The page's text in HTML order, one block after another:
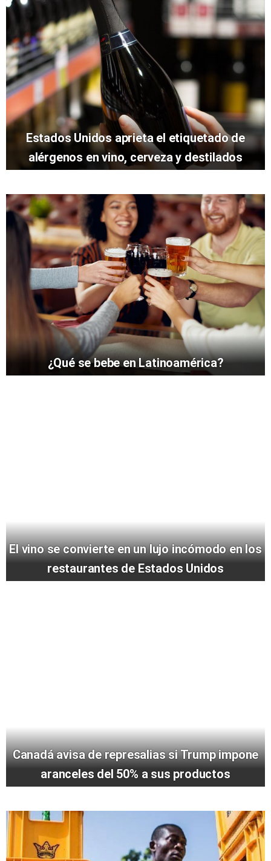
Estados Unidos aprieta el etiquetado de
alérgenos en vino, cerveza y destilados
¿Qué se bebe en Latinoamérica?
El vino se convierte en un lujo incómodo en los
restaurantes de Estados Unidos
Canadá avisa de represalias si Trump impone
aranceles del 50% a sus productos